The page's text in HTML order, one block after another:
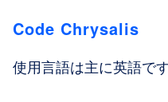
Code Chrysalis
使用言語は主に英語です